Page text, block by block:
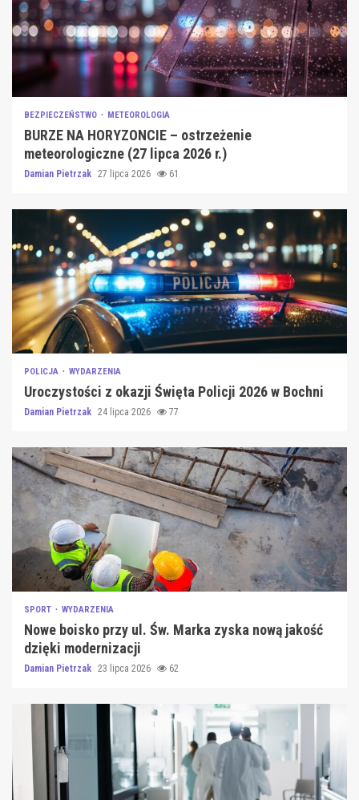
BEZPIECZEŃSTWO METEOROLOGIA
BURZE NA HORYZONCIE – ostrzeżenie
meteorologiczne (27 lipca 2026 r.)
Damian Pietrzak 27 lipca 2026 61
POLICJA WYDARZENIA
Uroczystości z okazji Święta Policji 2026 w Bochni
Damian Pietrzak 24 lipca 2026 77
SPORT WYDARZENIA
Nowe boisko przy ul. Św. Marka zyska nową jakość
dzięki modernizacji
Damian Pietrzak 23 lipca 2026 62